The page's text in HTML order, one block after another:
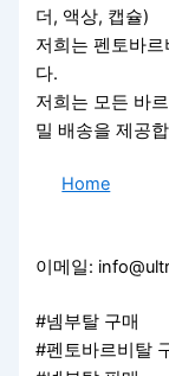
더, 액상, 캡슐)
저희는 펜토바
다.
저희는 모든 바
밀 배송을 제공
Home
이메일:
#넴부탈 구매
#펜토바르비탈